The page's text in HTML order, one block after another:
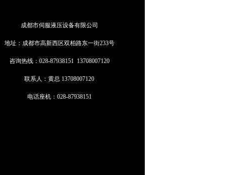
成都市伺服液压设备有限公司
地址：成都市高新西区双柏路东一街233号
咨询热线：028-87938151 13708007120
联系人：黄总 13708007120
电话座机：028-87938151